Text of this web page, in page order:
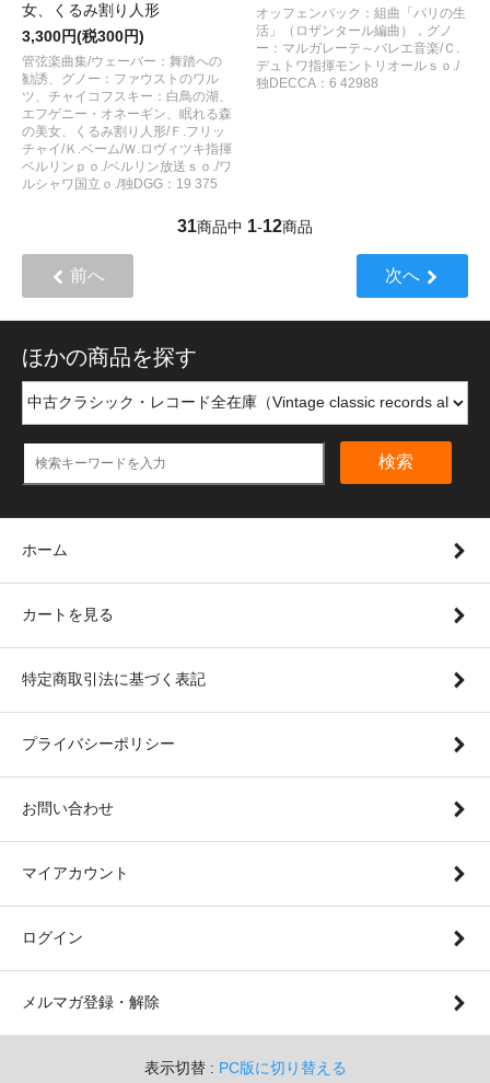
女、くるみ割り人形
3,300円(税300円)
管弦楽曲集/ウェーバー：舞踏への
勧誘、グノー：ファウストのワル
ツ、チャイコフスキー：白鳥の湖、
エフゲニー・オネーギン、眠れる森
の美女、くるみ割り人形/Ｆ.フリッ
チャイ/Ｋ.ベーム/Ｗ.ロヴィツキ指揮
ベルリンｐｏ./ベルリン放送ｓｏ./ワ
ルシャワ国立ｏ./独DGG：19 375
オッフェンバック：組曲「パリの生
活」（ロザンタール編曲），グノ
ー：マルガレーテ～バレエ音楽/Ｃ.
デュトワ指揮モントリオールｓｏ./
独DECCA：6 42988
31商品中 1-12商品
前へ 次へ
ほかの商品を探す
検索
ホーム
カートを見る
特定商取引法に基づく表記
プライバシーポリシー
お問い合わせ
マイアカウント
ログイン
メルマガ登録・解除
表示切替 : PC版に切り替える